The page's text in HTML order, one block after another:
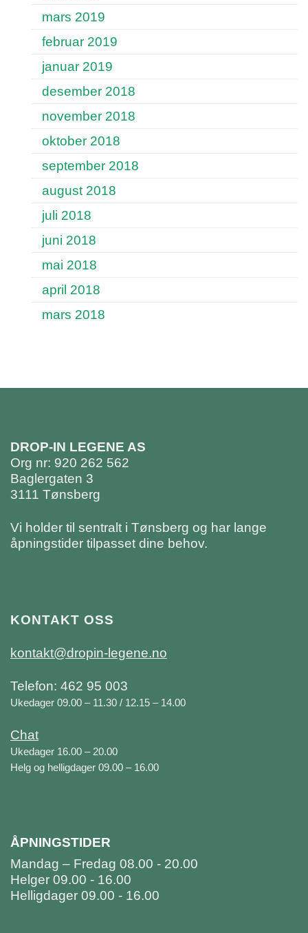
mars 2019
februar 2019
januar 2019
desember 2018
november 2018
oktober 2018
september 2018
august 2018
juli 2018
juni 2018
mai 2018
april 2018
mars 2018
DROP-IN LEGENE AS
Org nr: 920 262 562
Baglergaten 3
3111 Tønsberg
Vi holder til sentralt i Tønsberg og har lange
åpningstider tilpasset dine behov.
KONTAKT OSS
kontakt@dropin-legene.no
Telefon: 462 95 003
Ukedager 09.00 – 11.30 / 12.15 – 14.00
Chat
Ukedager 16.00 – 20.00
Helg og helligdager 09.00 – 16.00
ÅPNINGSTIDER
Mandag – Fredag 08.00 - 20.00
Helger 09.00 - 16.00
Helligdager 09.00 - 16.00